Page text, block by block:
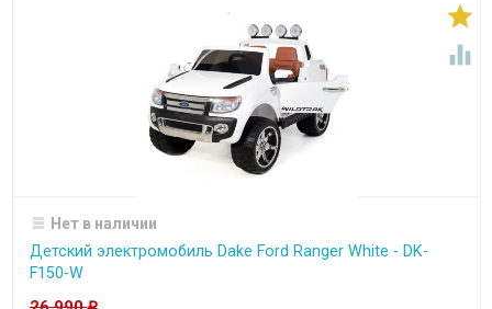


Нет в наличии
Детский электромобиль Dake Ford Ranger White - DK-
F150-W
₽